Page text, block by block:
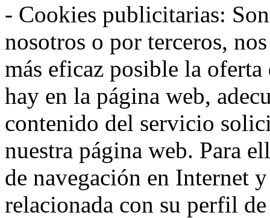
- Cookies publicitarias:
nosotros o por terceros,
más eficaz posible la
hay en la página web,
contenido del servicio
nuestra página web. Para
de navegación en Internet
relacionada con su perfil